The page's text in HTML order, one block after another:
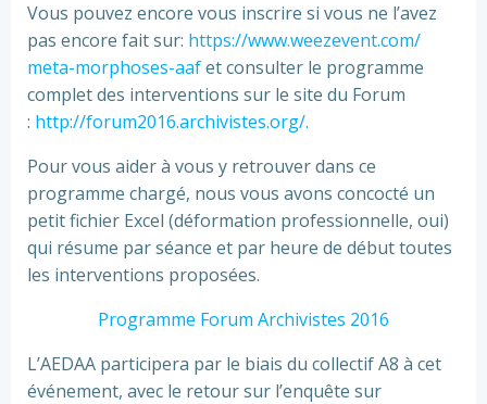
Vous pouvez encore vous inscrire si vous ne l’avez
pas encore fait sur: https://www.weezevent.com/
meta-morphoses-aafet consulter le programme
complet des interventions sur le site du Forum
: http://forum2016.archivistes.org/.
Pour vous aider à vous y retrouver dans ce
programme chargé, nous vous avons concocté un
petit fichier Excel (déformation professionnelle, oui)
qui résume par séance et par heure de début toutes
les interventions proposées.
Programme Forum Archivistes 2016
L’AEDAA participera par le biais du collectif A8 à cet
événement, avec le retour sur l’enquête sur